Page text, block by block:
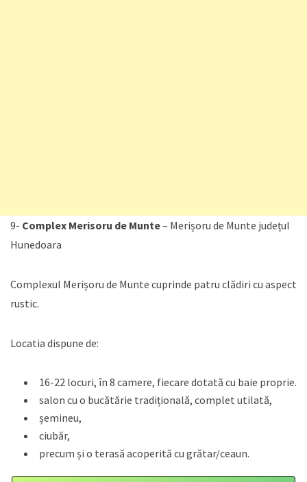
9- Complex Merisoru de Munte– Merișoru de Munte județul
Hunedoara
Complexul Merișoru de Munte cuprinde patru clădiri cu aspect
rustic.
Locatia dispune de:
16-22 locuri, în 8 camere, fiecare dotată cu baie proprie.
salon cu o bucătărie tradițională, complet utilată,
șemineu,
ciubăr,
precum și o terasă acoperită cu grătar/ceaun.